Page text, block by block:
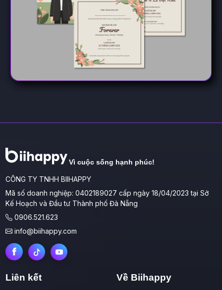
Vì cuộc sống hạnh phúc!
CÔNG TY TNHH BIIHAPPY
Mã số doanh nghiệp: 0402189027 cấp ngày 18/04/2023 tại Sở
Kế Hoạch và Đầu tư Thành phố Đà Nẵng
0906.521.623
info@biihappy.com
Liên kết Về Biihappy